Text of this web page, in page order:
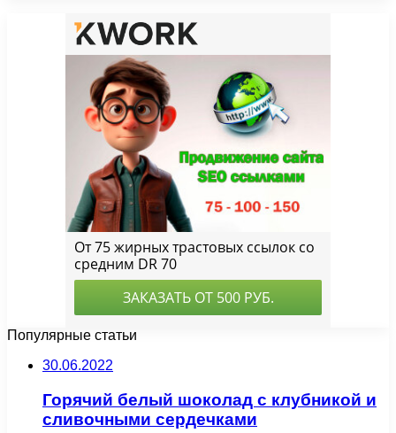
Популярные статьи
30.06.2022
Горячий белый шоколад с клубникой и
сливочными сердечками